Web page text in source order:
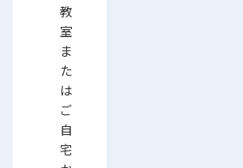
教
室
ま
た
は
ご
自
宅